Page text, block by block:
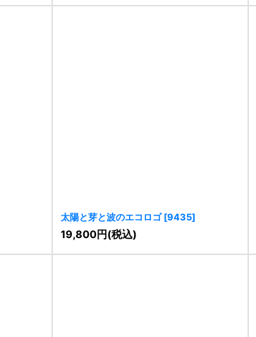
太陽と芽と波のエコロゴ [9435]
19,800円(税込)